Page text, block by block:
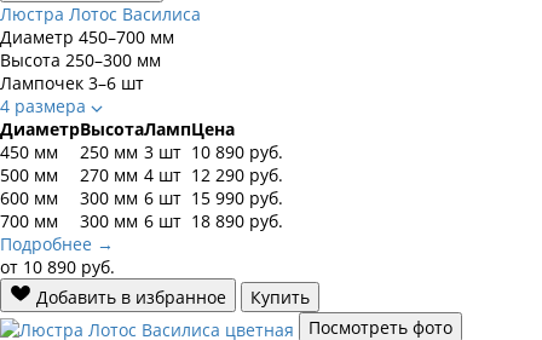
Люстра Лотос Василиса
Диаметр 450–700 мм
Высота 250–300 мм
Лампочек 3–6 шт
4 размера
ДиаметрВысотаЛампЦена
450 мм
250 мм 3 шт 10 890 руб.
500 мм
270 мм 4 шт 12 290 руб.
600 мм
300 мм 6 шт 15 990 руб.
700 мм
300 мм 6 шт 18 890 руб.
Подробнее →
от 10 890 руб.
Добавить в избранное
Купить
Посмотреть фото